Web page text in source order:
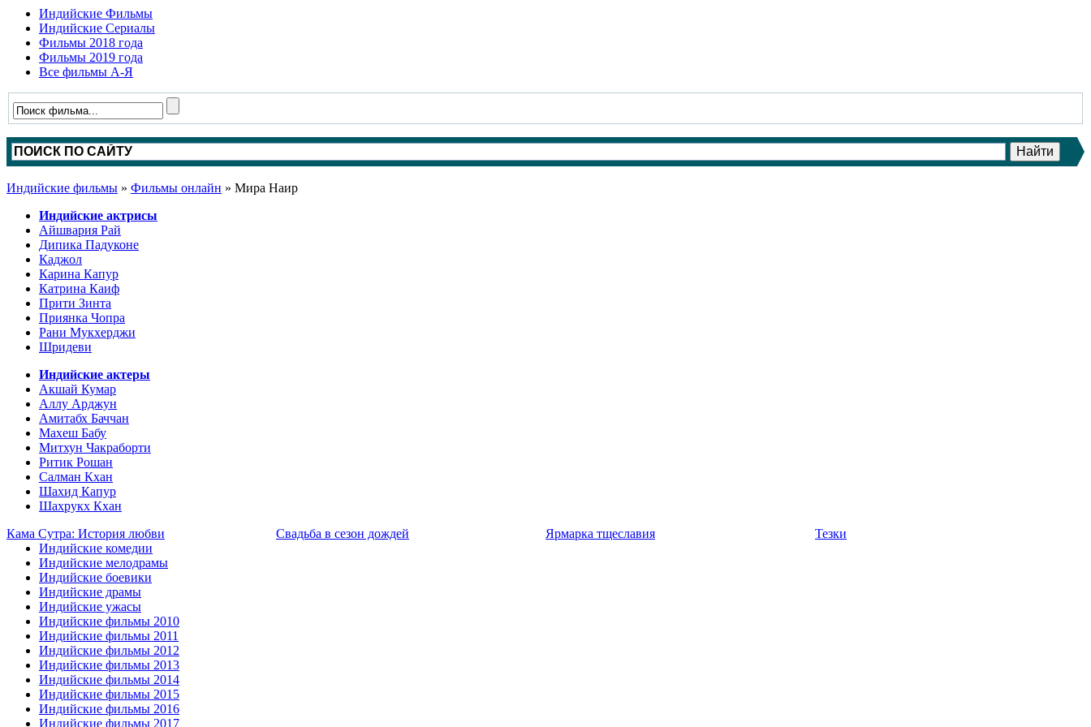
Индийские Фильмы
Индийские Сериалы
Фильмы 2018 года
Фильмы 2019 года
Все фильмы А-Я
Индийские фильмы » Фильмы онлайн » Мира Наир
Индийские актрисы
Айшвария Рай
Дипика Падуконе
Каджол
Карина Капур
Катрина Каиф
Прити Зинта
Приянка Чопра
Рани Мукхерджи
Шридеви
Индийские актеры
Акшай Кумар
Аллу Арджун
Амитабх Баччан
Махеш Бабу
Митхун Чакраборти
Ритик Рошан
Салман Кхан
Шахид Капур
Шахрукх Кхан
Кама Сутра: История любви
Свадьба в сезон дождей Ярмарка тщеславия
Тезки
Индийские комедии
Индийские мелодрамы
Индийские боевики
Индийские драмы
Индийские ужасы
Индийские фильмы 2010
Индийские фильмы 2011
Индийские фильмы 2012
Индийские фильмы 2013
Индийские фильмы 2014
Индийские фильмы 2015
Индийские фильмы 2016
Индийские фильмы 2017